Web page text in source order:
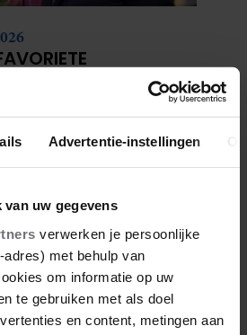
Advertentie-instellingen
uw gegevens
verwerken je persoonlijke
met behulp van
om informatie op uw
te gebruiken met als doel
en content, metingen aan
VAN DE
KONINKLIJKE